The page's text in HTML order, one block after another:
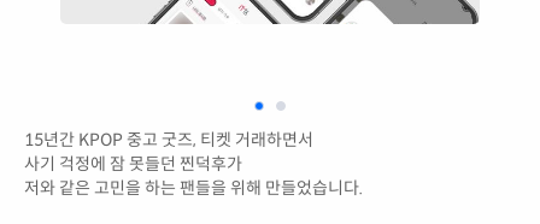
15년간 KPOP 중고 굿즈, 티켓 거래하면서
사기 걱정에 잠 못들던 찐덕후가
저와 같은 고민을 하는 팬들을 위해 만들었습니다.